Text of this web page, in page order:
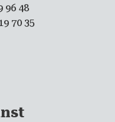
96 48
70 35